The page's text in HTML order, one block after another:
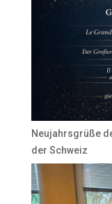
Neujahrsgrüße
der Schweiz